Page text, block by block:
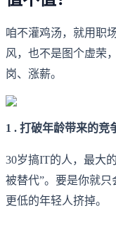
咱不灌鸡汤，就用职
风，也不是图个虚荣
岗、涨薪。
1 . 打破年龄带来的竞
30岁搞IT的人，最大
被替代”。要是你就
更低的年轻人挤掉。